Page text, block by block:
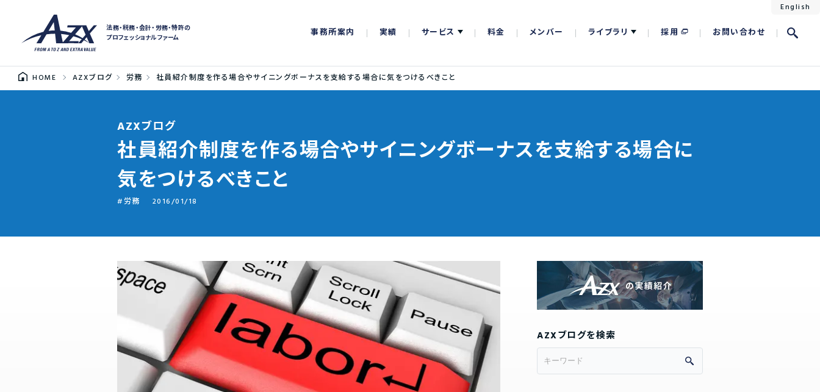
法務・税務・会計・労務・特許の
プロフェッショナルファーム
事務所案内 実績 サービス 料金 メンバー ライブラリ 採用 お問い合わせ
English
HOME AZXブログ 労務 社員紹介制度を作る場合やサイニングボーナスを支給する場合に気をつけるべきこと
AZXブログ
社員紹介制度を作る場合やサイニングボーナスを支給する場合に
気をつけるべきこと
労務 2016/01/18
AZXブログを検索